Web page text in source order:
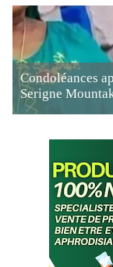
Condoléances
Serigne